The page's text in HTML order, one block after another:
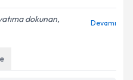
ilişkinAydınlatma
dokunan,
Devamı